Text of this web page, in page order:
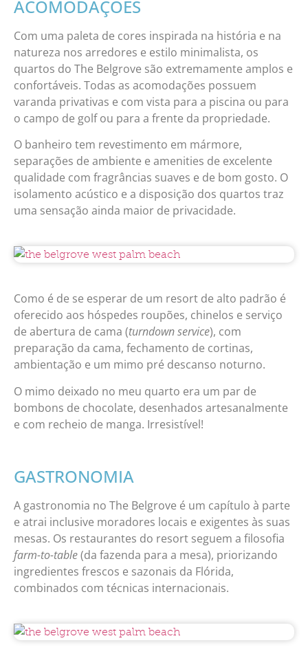
ACOMODAÇÕES
Com uma paleta de cores inspirada na história e na
natureza nos arredores e estilo minimalista, os
quartos do The Belgrove são extremamente amplos e
confortáveis. Todas as acomodações possuem
varanda privativas e com vista para a piscina ou para
o campo de golf ou para a frente da propriedade.
O banheiro tem revestimento em mármore,
separações de ambiente e amenities de excelente
qualidade com fragrâncias suaves e de bom gosto. O
isolamento acústico e a disposição dos quartos traz
uma sensação ainda maior de privacidade.
Como é de se esperar de um resort de alto padrão é
oferecido aos hóspedes roupões, chinelos e serviço
de abertura de cama (turndown service), com
preparação da cama, fechamento de cortinas,
ambientação e um mimo pré descanso noturno.
O mimo deixado no meu quarto era um par de
bombons de chocolate, desenhados artesanalmente
e com recheio de manga. Irresistível!
GASTRONOMIA
A gastronomia no The Belgrove é um capítulo à parte
e atrai inclusive moradores locais e exigentes às suas
mesas. Os restaurantes do resort seguem a filosofia
farm-to-table(da fazenda para a mesa), priorizando
ingredientes frescos e sazonais da Flórida,
combinados com técnicas internacionais.